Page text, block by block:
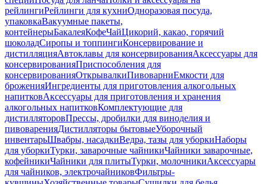
рейлингиРейлинги для кухниОдноразовая посуда,
упаковкаВакуумные пакеты,
контейнерыБакалеяКофеЧайЦикорий, какао, горячий
шоколадСиропы и топпингиКонсервирование и
дистилляцияАвтоклавы для консервированияАксессуары для
консервированияПриспособления для
консервированияОткрывалкиПивоварниЕмкости для
броженияИнгредиенты для приготовления алкогольных
напитковАксессуары для приготовления и хранения
алкогольных напитковКомплектующие для
дистилляторовПрессы, дробилки для виноделия и
пивоваренияДистилляторы бытовыеУборочный
инвентарьШвабры, насадкиВедра, тазы для уборкиНаборы
для уборкиТурки, заварочные чайникиЧайники заварочные,
кофейникиЧайники для плитыТурки, молочникиАксессуары
для чайников, электрочайниковФильтры-